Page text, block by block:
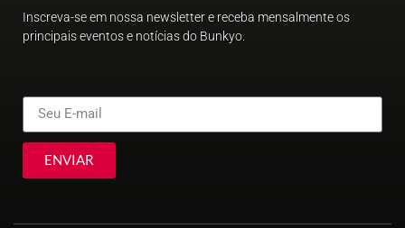
Inscreva-se em nossa newsletter e receba mensalmente os
principais eventos e notícias do Bunkyo.
ENVIAR